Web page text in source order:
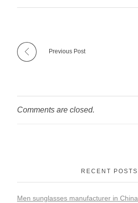
Previous Post
Comments are closed.
RECENT POSTS
Men sunglasses manufacturer in China